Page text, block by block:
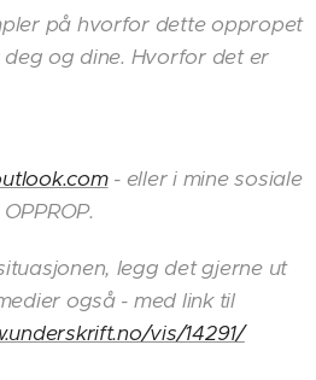
på hvorfor dette oppropet
og dine. Hvorfor det er
- eller i mine sosiale
legg det gjerne ut
også - med link til
vis/14291/